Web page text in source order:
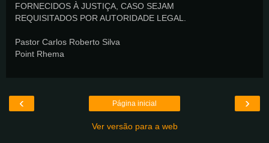
FORNECIDOS À JUSTIÇA, CASO SEJAM
REQUISITADOS POR AUTORIDADE LEGAL.
Pastor Carlos Roberto Silva
Point Rhema
‹ ›
Página inicial
Ver versão para a web